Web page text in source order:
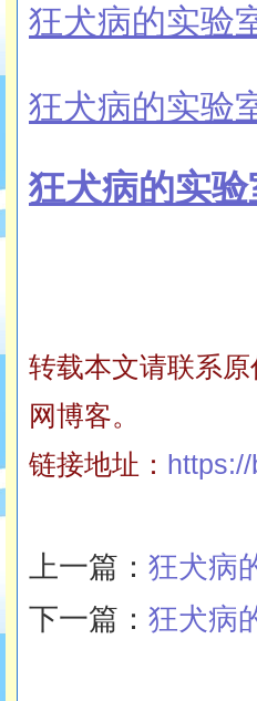
狂犬病的实验
狂犬病的实验
狂犬病的实
转载本文请联系
网博客。
链接地址：
上一篇： 狂犬病
下一篇： 狂犬病